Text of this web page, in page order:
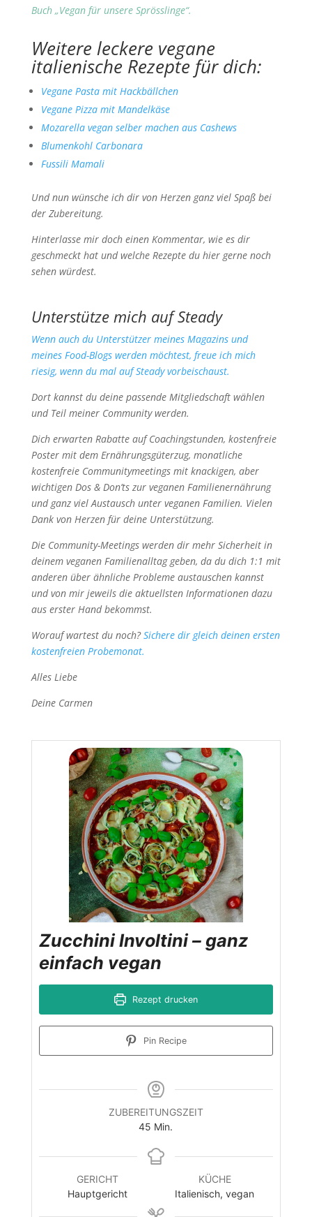
Buch „Vegan für unsere Sprösslinge“.
Weitere leckere vegane
italienische Rezepte für dich:
Vegane Pasta mit Hackbällchen
Vegane Pizza mit Mandelkäse
Mozarella vegan selber machen aus Cashews
Blumenkohl Carbonara
Fussili Mamali
Und nun wünsche ich dir von Herzen ganz viel Spaß bei
der Zubereitung.
Hinterlasse mir doch einen Kommentar, wie es dir
geschmeckt hat und welche Rezepte du hier gerne noch
sehen würdest.
Unterstütze mich auf Steady
Wenn auch du Unterstützer meines Magazins und
meines Food-Blogs werden möchtest, freue ich mich
riesig, wenn du mal auf Steady vorbeischaust.
Dort kannst du deine passende Mitgliedschaft wählen
und Teil meiner Community werden.
Dich erwarten Rabatte auf Coachingstunden, kostenfreie
Poster mit dem Ernährungsgüterzug, monatliche
kostenfreie Communitymeetings mit knackigen, aber
wichtigen Dos & Don’ts zur veganen Familienernährung
und ganz viel Austausch unter veganen Familien. Vielen
Dank von Herzen für deine Unterstützung.
Die Community-Meetings werden dir mehr Sicherheit in
deinem veganen Familienalltag geben, da du dich 1:1 mit
anderen über ähnliche Probleme austauschen kannst
und von mir jeweils die aktuellsten Informationen dazu
aus erster Hand bekommst.
Worauf wartest du noch?Sichere dir gleich deinen ersten
kostenfreien Probemonat.
Alles Liebe
Deine Carmen
Zucchini Involtini – ganz
einfach vegan
Rezept drucken
Pin Recipe
ZUBEREITUNGSZEIT
45 Minuten
Min.
GERICHT
Hauptgericht
KÜCHE
Italienisch, vegan